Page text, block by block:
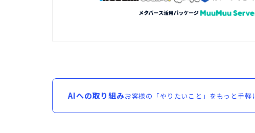
AIへの取り組みお客様の「やりたいこと」をもっと手軽